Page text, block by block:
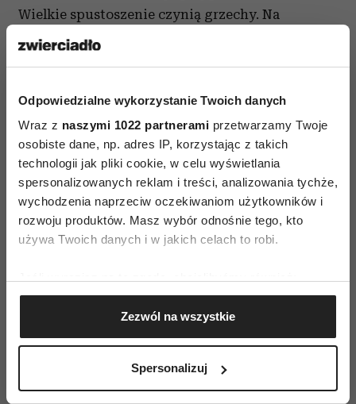
Odpowiedzialne wykorzystanie Twoich danych
Wraz z naszymi 1022 partnerami przetwarzamy Twoje
osobiste dane, np. adres IP, korzystając z takich
technologii jak pliki cookie, w celu wyświetlania
spersonalizowanych reklam i treści, analizowania tychże,
wychodzenia naprzeciw oczekiwaniom użytkowników i
rozwoju produktów. Masz wybór odnośnie tego, kto
używa Twoich danych i w jakich celach to robi.
Gromadzić dane dotyczące Twojej lokalizacji
geograficznej z dokładnością nawet do kilku metrów
Identyfikować Twoje urządzenie, aktywnie
(fingerprinting, czyli wirtualny odcisk palca)
Zezwól na wszystkie
Spersonalizuj
Wielkie spustoszenie czynią grzechy. Na
przykład tchórzostwo zżera człowieka, więc jako
pokory. Zgorzkniałość, zazdrość – miłości.
Rozpacz i desperacja – nadziei. Gnuśność i letarg
– męstwa, energii, a ból istnienia – radości.
Ciało w ruchu
Ważny jest codzienny spacer, który poprawia
i odpowiednią dawkę snu. Gdy do powyższych
programów dołączymy wybraną aktywność
fizyczną, powoli obszar cielesny i duchowy
zaczną się równoważyć. Wrócimy do harmonii z
naturą, będzie się dobrze działo w całym
kosmicznym wymiarze naszego świata.